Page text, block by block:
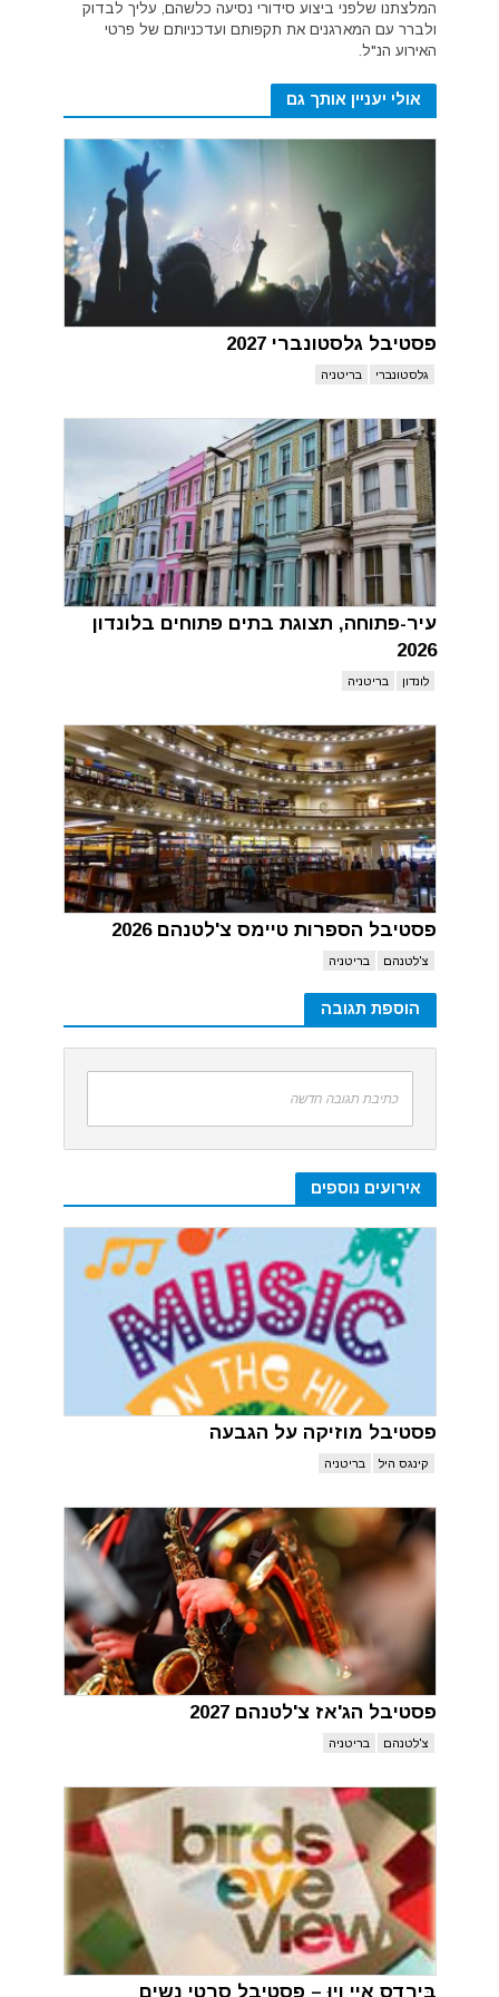
המלצתנו שלפני ביצוע סידורי נסיעה כלשהם, עליך לבדוק
ולברר עם המארגנים את תקפותם ועדכניותם של פרטי
האירוע הנ"ל.
אולי יעניין אותך גם
פסטיבל גלסטונברי 2027
גלסטונברי בריטניה
עיר-פתוחה, תצוגת בתים פתוחים בלונדון
2026
לונדון בריטניה
פסטיבל הספרות טיימס צ'לטנהם 2026
צ'לטנהם בריטניה
הוספת תגובה
כתיבת תגובה חדשה
אירועים נוספים
פסטיבל מוזיקה על הגבעה
קינגס היל בריטניה
פסטיבל הג'אז צ'לטנהם 2027
צ'לטנהם בריטניה
בֶּירְדס אָיי וִיוּ – פסטיבל סרטי נשים